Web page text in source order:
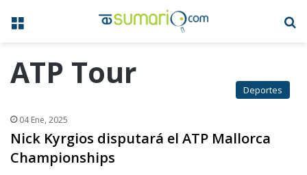
Menú
ATP Tour Deportes
04 Ene, 2025
Nick Kyrgios disputará el ATP Mallorca
Championships